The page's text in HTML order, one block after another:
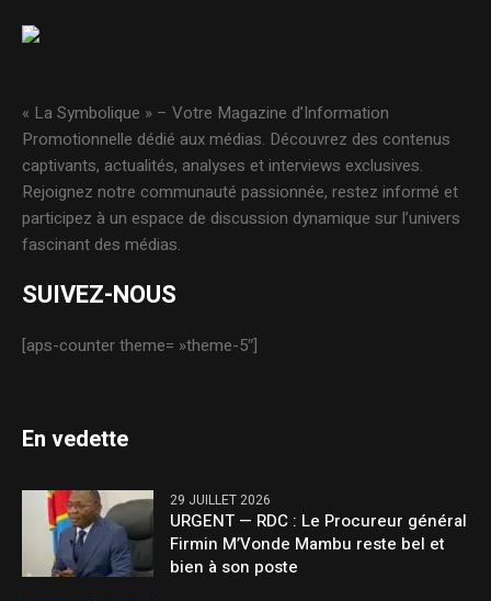
« La Symbolique » – Votre Magazine d’Information
Promotionnelle dédié aux médias. Découvrez des contenus
captivants, actualités, analyses et interviews exclusives.
Rejoignez notre communauté passionnée, restez informé et
participez à un espace de discussion dynamique sur l’univers
fascinant des médias.
SUIVEZ-NOUS
[aps-counter theme= »theme-5″]
En vedette
29 JUILLET 2026
URGENT — RDC : Le Procureur général
Firmin M’Vonde Mambu reste bel et
bien à son poste